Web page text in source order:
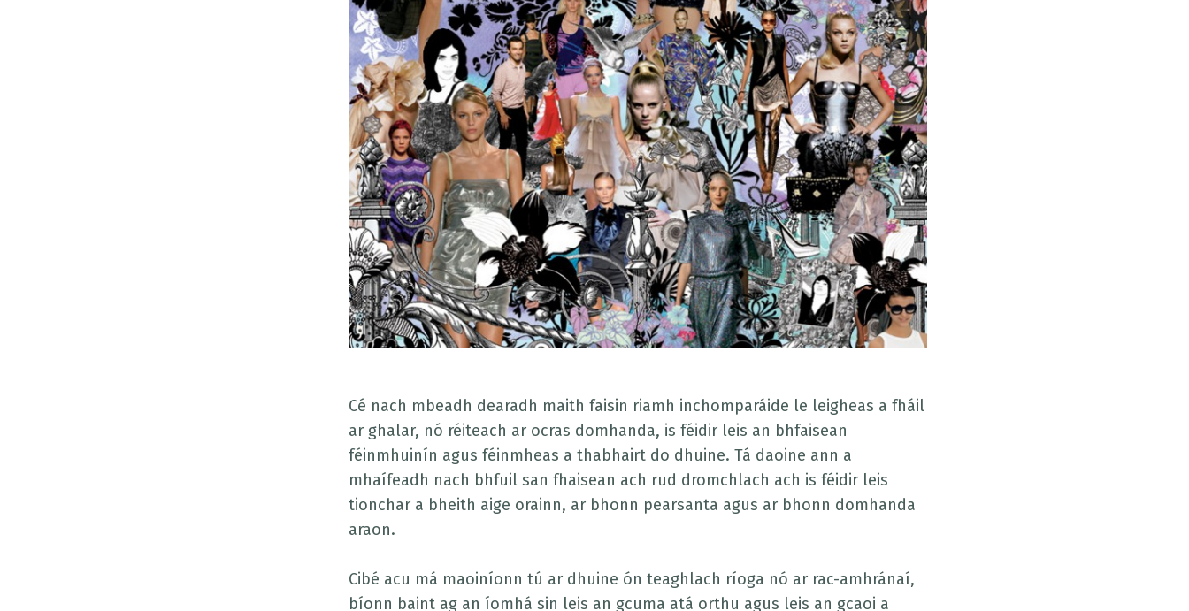
Cé nach mbeadh dearadh maith faisin riamh inchomparáide le leigheas a fháil
ar ghalar, nó réiteach ar ocras domhanda, is féidir leis an bhfaisean
féinmhuinín agus féinmheas a thabhairt do dhuine. Tá daoine ann a
mhaífeadh nach bhfuil san fhaisean ach rud dromchlach ach is féidir leis
tionchar a bheith aige orainn, ar bhonn pearsanta agus ar bhonn domhanda
araon.
Cibé acu má maoiníonn tú ar dhuine ón teaghlach ríoga nó ar rac-amhránaí,
bíonn baint ag an íomhá sin leis an gcuma atá orthu agus leis an gcaoi a